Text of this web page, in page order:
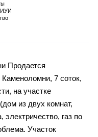
Продается
7 соток,
на участке
из двух комнат,
электричество, газ по
Участок